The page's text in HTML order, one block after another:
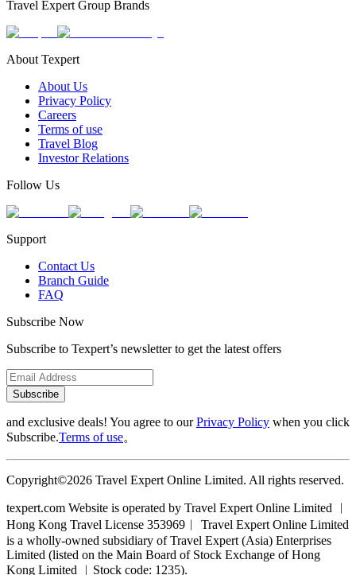
Travel Expert Group Brands
About Texpert
About Us
Privacy Policy
Careers
Terms of use
Travel Blog
Investor Relations
Follow Us
Support
Contact Us
Branch Guide
FAQ
Subscribe Now
Subscribe to Texpert’s newsletter to get the latest offers
Subscribe
and exclusive deals! You agree to ourPrivacy Policy when you click
Subscribe.Terms of use。
Copyright©2026 Travel Expert Online Limited. All rights reserved.
texpert.com Website is operated by Travel Expert Online Limited ︱
Hong Kong Travel License 353969︱ Travel Expert Online Limited
is a wholly-owned subsidiary of Travel Expert (Asia) Enterprises
Limited (listed on the Main Board of Stock Exchange of Hong
Kong Limited ︱Stock code: 1235).